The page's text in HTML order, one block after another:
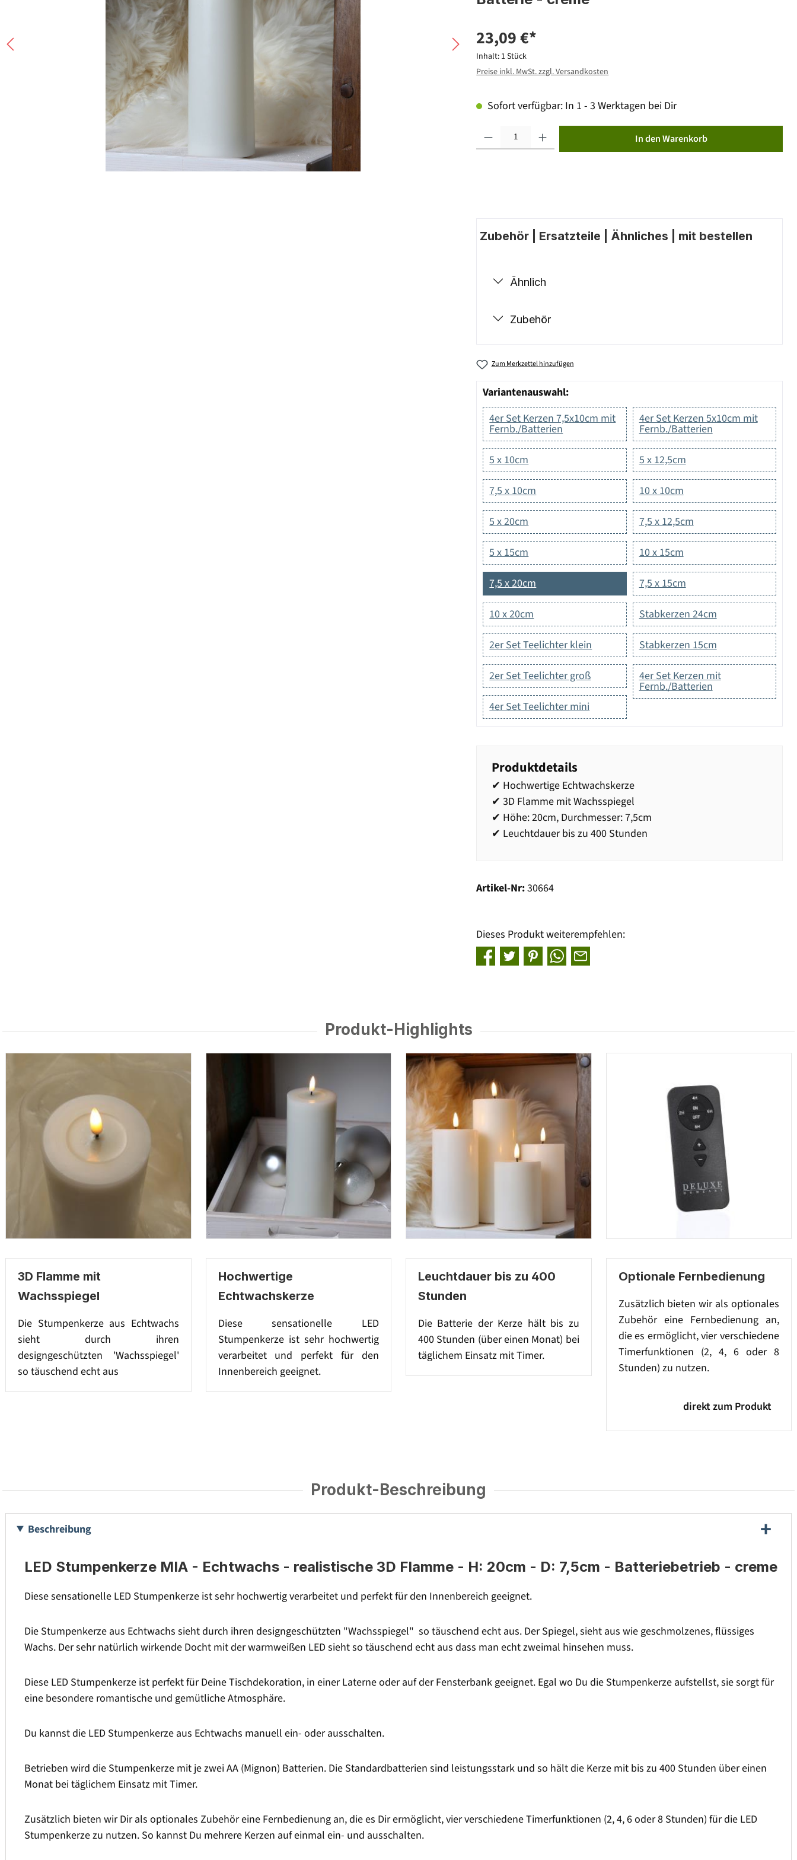
23,09 €*
Inhalt: 1 Stück
Preise inkl. MwSt. zzgl. Versandkosten
Sofort verfügbar: In 1 - 3 Werktagen bei Dir
In den Warenkorb
Zubehör | Ersatzteile | Ähnliches | mit bestellen
Ähnlich
Zubehör
Zum Merkzettel hinzufügen
Variantenauswahl:
4er Set Kerzen 7,5x10cm mit
Fernb./Batterien
4er Set Kerzen 5x10cm mit
Fernb./Batterien
5 x 10cm 5 x 12,5cm
7,5 x 10cm 10 x 10cm
5 x 20cm 7,5 x 12,5cm
5 x 15cm 10 x 15cm
7,5 x 20cm 7,5 x 15cm
10 x 20cm Stabkerzen 24cm
2er Set Teelichter klein Stabkerzen 15cm
2er Set Teelichter groß 4er Set Kerzen mit
Fernb./Batterien
4er Set Teelichter mini
Produktdetails
✔ Hochwertige Echtwachskerze
✔ 3D Flamme mit Wachsspiegel
✔ Höhe: 20cm, Durchmesser: 7,5cm
✔ Leuchtdauer bis zu 400 Stunden
Artikel-Nr:30664
Dieses Produkt weiterempfehlen:
Produkt-Highlights
3D Flamme mit
Wachsspiegel
Die Stumpenkerze aus Echtwachs
sieht durch ihren
designgeschützten 'Wachsspiegel'
so täuschend echt aus
Hochwertige
Echtwachskerze
Diese sensationelle LED
Stumpenkerze ist sehr hochwertig
verarbeitet und perfekt für den
Innenbereich geeignet.
Leuchtdauer bis zu 400
Stunden
Die Batterie der Kerze hält bis zu
400 Stunden (über einen Monat) bei
täglichem Einsatz mit Timer.
Optionale Fernbedienung
Zusätzlich bieten wir als optionales
Zubehör eine Fernbedienung an,
die es ermöglicht, vier verschiedene
Timerfunktionen (2, 4, 6 oder 8
Stunden) zu nutzen.
direkt zum Produkt
Produkt-Beschreibung
Beschreibung
LED Stumpenkerze MIA - Echtwachs - realistische 3D Flamme - H: 20cm - D: 7,5cm - Batteriebetrieb - creme
Diese sensationelle LED Stumpenkerze ist sehr hochwertig verarbeitet und perfekt für den Innenbereich geeignet.
Die Stumpenkerze aus Echtwachs sieht durch ihren designgeschützten "Wachsspiegel" so täuschend echt aus. Der Spiegel, sieht aus wie geschmolzenes, flüssiges
Wachs. Der sehr natürlich wirkende Docht mit der warmweißen LED sieht so täuschend echt aus dass man echt zweimal hinsehen muss.
Diese LED Stumpenkerze ist perfekt für Deine Tischdekoration, in einer Laterne oder auf der Fensterbank geeignet. Egal wo Du die Stumpenkerze aufstellst, sie sorgt für
eine besondere romantische und gemütliche Atmosphäre.
Du kannst die LED Stumpenkerze aus Echtwachs manuell ein- oder ausschalten.
Betrieben wird die Stumpenkerze mit je zwei AA (Mignon) Batterien. Die Standardbatterien sind leistungsstark und so hält die Kerze mit bis zu 400 Stunden über einen
Monat bei täglichem Einsatz mit Timer.
Zusätzlich bieten wir Dir als optionales Zubehör eine Fernbedienung an, die es Dir ermöglicht, vier verschiedene Timerfunktionen (2, 4, 6 oder 8 Stunden) für die LED
Stumpenkerze zu nutzen. So kannst Du mehrere Kerzen auf einmal ein- und ausschalten.